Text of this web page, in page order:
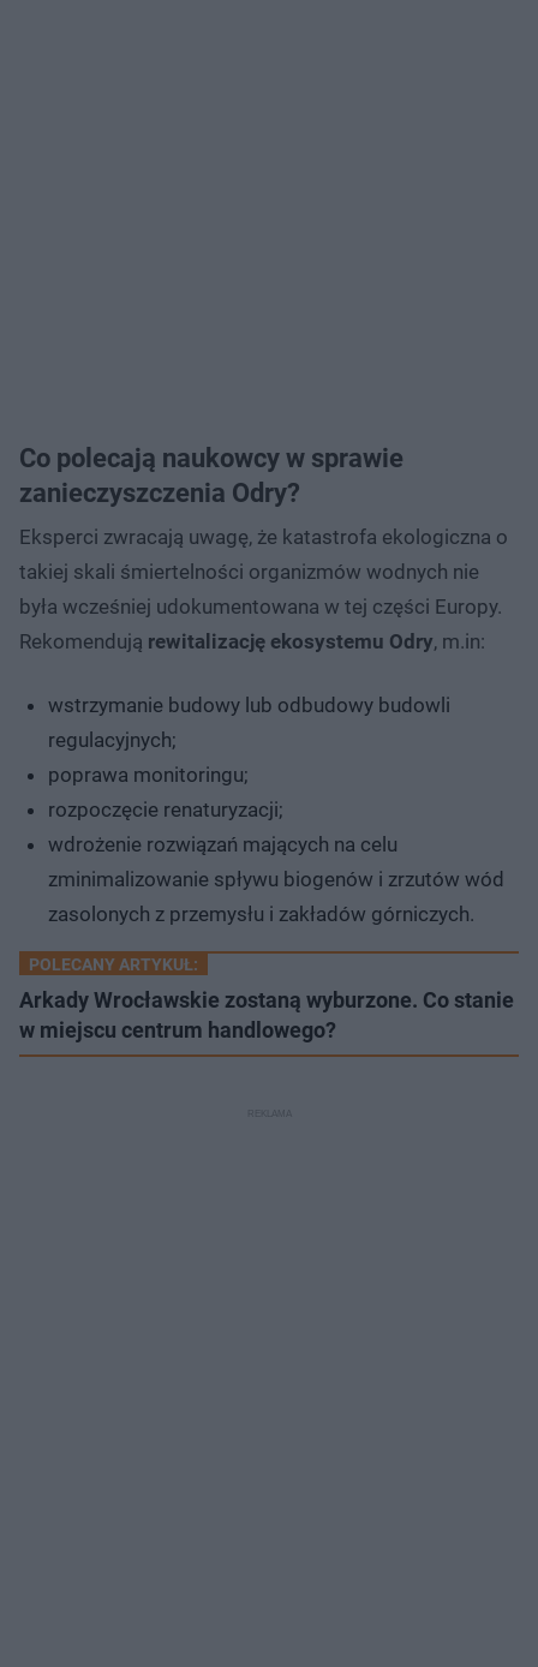
Co polecają naukowcy w sprawie
zanieczyszczenia Odry?
Eksperci zwracają uwagę, że katastrofa ekologiczna o
takiej skali śmiertelności organizmów wodnych nie
była wcześniej udokumentowana w tej części Europy.
Rekomendują rewitalizację ekosystemu Odry, m.in:
wstrzymanie budowy lub odbudowy budowli
regulacyjnych;
poprawa monitoringu;
rozpoczęcie renaturyzacji;
wdrożenie rozwiązań mających na celu
zminimalizowanie spływu biogenów i zrzutów wód
zasolonych z przemysłu i zakładów górniczych.
POLECANY ARTYKUŁ:
Arkady Wrocławskie zostaną wyburzone. Co stanie
w miejscu centrum handlowego?